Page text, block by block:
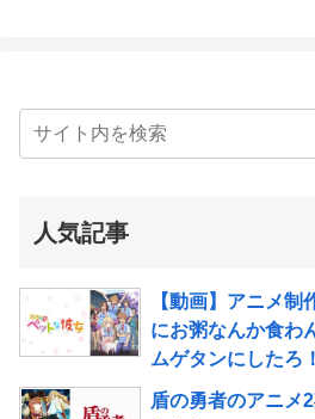
人気記事
【動画】アニメ制
にお粥なんか食わ
ムゲタンにしたろ
盾の勇者のアニメ